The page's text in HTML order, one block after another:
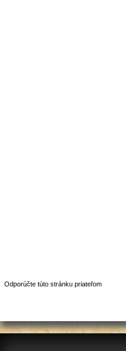
Odporúčte túto stránku priateľom